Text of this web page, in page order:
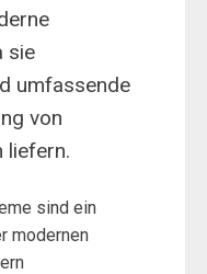
sie
umfassende
von
liefern.
sind ein
modernen